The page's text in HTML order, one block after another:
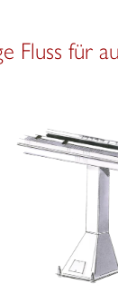
Fluss für